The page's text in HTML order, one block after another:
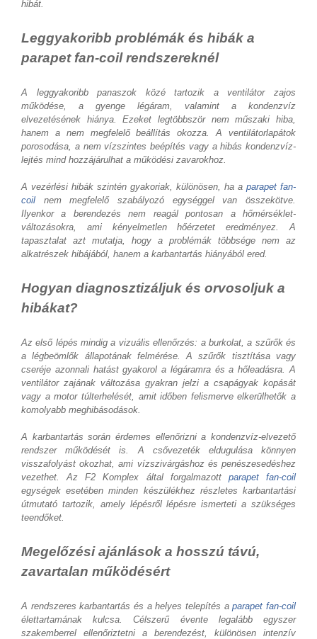
hibát.
Leggyakoribb problémák és hibák a
parapet fan-coil rendszereknél
A leggyakoribb panaszok közé tartozik a ventilátor zajos
működése, a gyenge légáram, valamint a kondenzvíz
elvezetésének hiánya. Ezeket legtöbbször nem műszaki hiba,
hanem a nem megfelelő beállítás okozza. A ventilátorlapátok
porosodása, a nem vízszintes beépítés vagy a hibás kondenzvíz-
lejtés mind hozzájárulhat a működési zavarokhoz.
A vezérlési hibák szintén gyakoriak, különösen, ha a parapet fan-
coil nem megfelelő szabályozó egységgel van összekötve.
Ilyenkor a berendezés nem reagál pontosan a hőmérséklet-
változásokra, ami kényelmetlen hőérzetet eredményez. A
tapasztalat azt mutatja, hogy a problémák többsége nem az
alkatrészek hibájából, hanem a karbantartás hiányából ered.
Hogyan diagnosztizáljuk és orvosoljuk a
hibákat?
Az első lépés mindig a vizuális ellenőrzés: a burkolat, a szűrők és
a légbeömlők állapotának felmérése. A szűrők tisztítása vagy
cseréje azonnali hatást gyakorol a légáramra és a hőleadásra. A
ventilátor zajának változása gyakran jelzi a csapágyak kopását
vagy a motor túlterhelését, amit időben felismerve elkerülhetők a
komolyabb meghibásodások.
A karbantartás során érdemes ellenőrizni a kondenzvíz-elvezető
rendszer működését is. A csővezeték eldugulása könnyen
visszafolyást okozhat, ami vízszivárgáshoz és penészesedéshez
vezethet. Az F2 Komplex által forgalmazott parapet fan-coil
egységek esetében minden készülékhez részletes karbantartási
útmutató tartozik, amely lépésről lépésre ismerteti a szükséges
teendőket.
Megelőzési ajánlások a hosszú távú,
zavartalan működésért
A rendszeres karbantartás és a helyes telepítés aparapet fan-coil
élettartamának kulcsa. Célszerű évente legalább egyszer
szakemberrel ellenőriztetni a berendezést, különösen intenzív